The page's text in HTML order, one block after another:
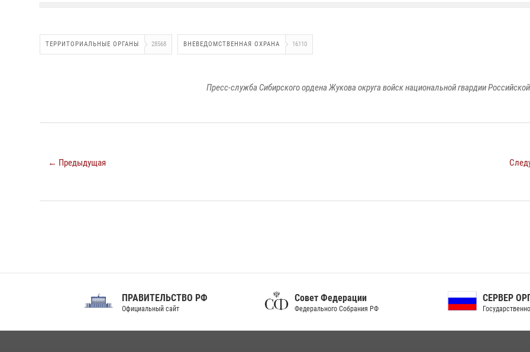
ТЕРРИТОРИАЛЬНЫЕ ОРГАНЫ 28568 ВНЕВЕДОМСТВЕННАЯ ОХРАНА 16110
Пресс-служба Сибирского ордена Жукова округа войск национальной гвардии
← Предыдущая
ПРАВИТЕЛЬСТВО РФ
Официальный сайт
Совет Федерации
Федерального Собрания РФ
СЕРВЕР ОРГАНОВ
Государственной власти РФ